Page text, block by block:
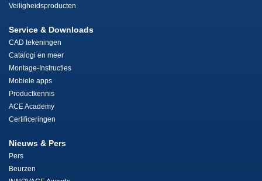
Veiligheidsproducten
Service & Downloads
CAD tekeningen
Catalogi en meer
Montage-Instructies
Mobiele apps
Productkennis
ACE Academy
Certificeringen
Nieuws & Pers
Pers
Beurzen